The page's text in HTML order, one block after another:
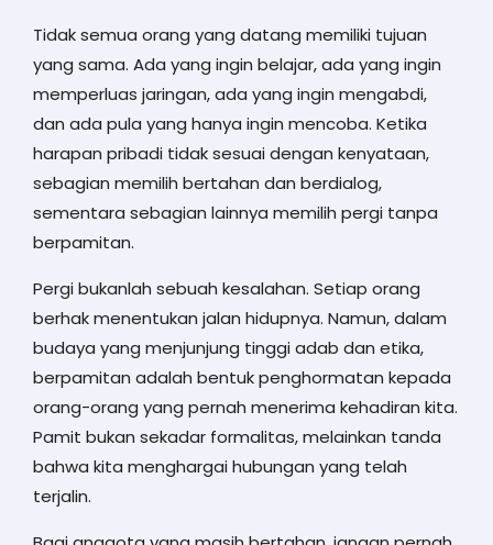
Tidak semua orang yang datang memiliki tujuan
yang sama. Ada yang ingin belajar, ada yang ingin
memperluas jaringan, ada yang ingin mengabdi,
dan ada pula yang hanya ingin mencoba. Ketika
harapan pribadi tidak sesuai dengan kenyataan,
sebagian memilih bertahan dan berdialog,
sementara sebagian lainnya memilih pergi tanpa
berpamitan.
Pergi bukanlah sebuah kesalahan. Setiap orang
berhak menentukan jalan hidupnya. Namun, dalam
budaya yang menjunjung tinggi adab dan etika,
berpamitan adalah bentuk penghormatan kepada
orang-orang yang pernah menerima kehadiran kita.
Pamit bukan sekadar formalitas, melainkan tanda
bahwa kita menghargai hubungan yang telah
terjalin.